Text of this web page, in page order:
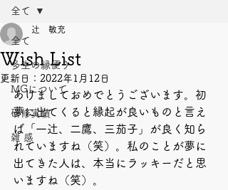
全て
多生の縁便り
MGについて
研修実績
雑 感
全て
Wish List
辻 敏充
更新日： 2022年1月12日
あけましておめでとうございます。初
夢に出てくると縁起が良いものと言え
ば「一辻、二鷹、三茄子」が良く知ら
れていますね（笑）。私のことが夢に
出てきた人は、本当にラッキーだと思
いますね（笑）。